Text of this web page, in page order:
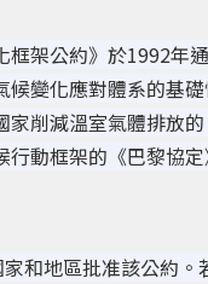
框架公約》於1992年
候變化應對體系的基
家削減溫室氣體排放的
行動框架的《巴黎協
和地區批准該公約。